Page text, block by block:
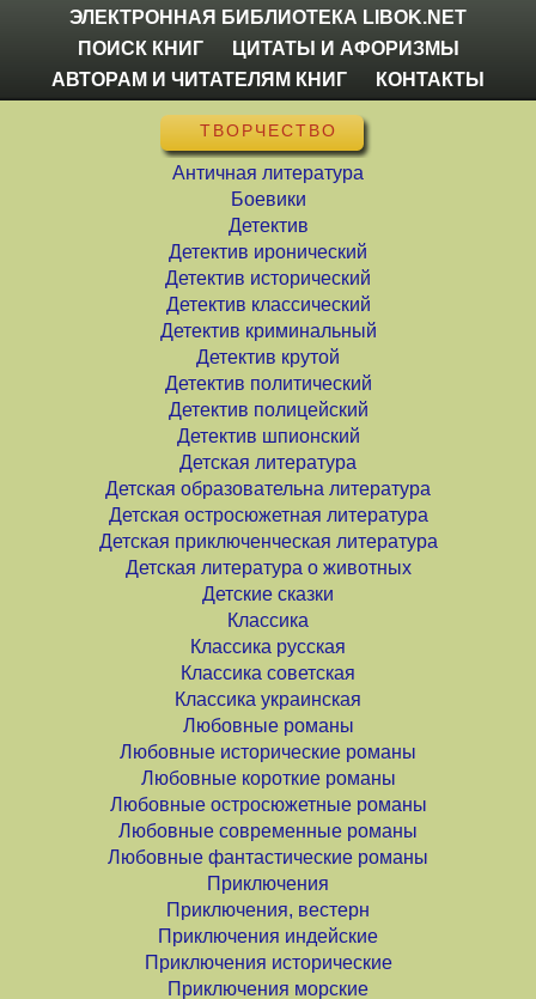
ЭЛЕКТРОННАЯ БИБЛИОТЕКА LIBOK.NET
ПОИСК КНИГ
ЦИТАТЫ И АФОРИЗМЫ
АВТОРАМ И ЧИТАТЕЛЯМ КНИГ
КОНТАКТЫ
ТВОРЧЕСТВО
Античная литература
Боевики
Детектив
Детектив иронический
Детектив исторический
Детектив классический
Детектив криминальный
Детектив крутой
Детектив политический
Детектив полицейский
Детектив шпионский
Детская литература
Детская образовательна литература
Детская остросюжетная литература
Детская приключенческая литература
Детская литература о животных
Детские сказки
Классика
Классика русская
Классика советская
Классика украинская
Любовные романы
Любовные исторические романы
Любовные короткие романы
Любовные остросюжетные романы
Любовные современные романы
Любовные фантастические романы
Приключения
Приключения, вестерн
Приключения индейские
Приключения исторические
Приключения морские